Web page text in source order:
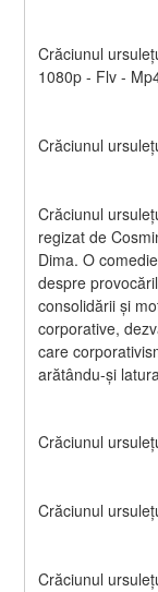
Crăciunul
1080p - Flv -
Crăciunul
Crăciunul
regizat de
Dima. O
despre
consolidării și
corporative,
care
arătându-și
Crăciunul
Crăciunul
Crăciunul